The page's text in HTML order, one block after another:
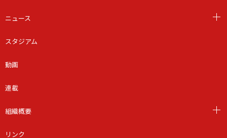
ニュース
スタジアム
動画
連載
組織概要
リンク